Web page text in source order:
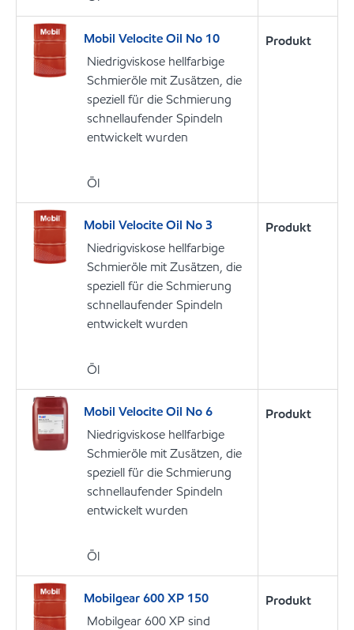
Mobil Velocite Oil No 10
Niedrigviskose hellfarbige
Schmieröle mit Zusätzen, die
speziell für die Schmierung
schnellaufender Spindeln
entwickelt wurden
Öl
Produkt
Mobil Velocite Oil No 3
Niedrigviskose hellfarbige
Schmieröle mit Zusätzen, die
speziell für die Schmierung
schnellaufender Spindeln
entwickelt wurden
Öl
Produkt
Mobil Velocite Oil No 6
Niedrigviskose hellfarbige
Schmieröle mit Zusätzen, die
speziell für die Schmierung
schnellaufender Spindeln
entwickelt wurden
Öl
Produkt
Mobilgear 600 XP 150
Mobilgear 600 XP sind
Produkt